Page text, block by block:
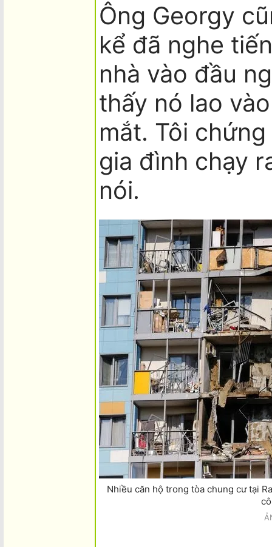
Ông Georgy
kể đã nghe
nhà vào đầu
thấy nó lao
mắt. Tôi
gia đình chạy
nói.
Nhiều căn hộ trong tòa chung cư tại